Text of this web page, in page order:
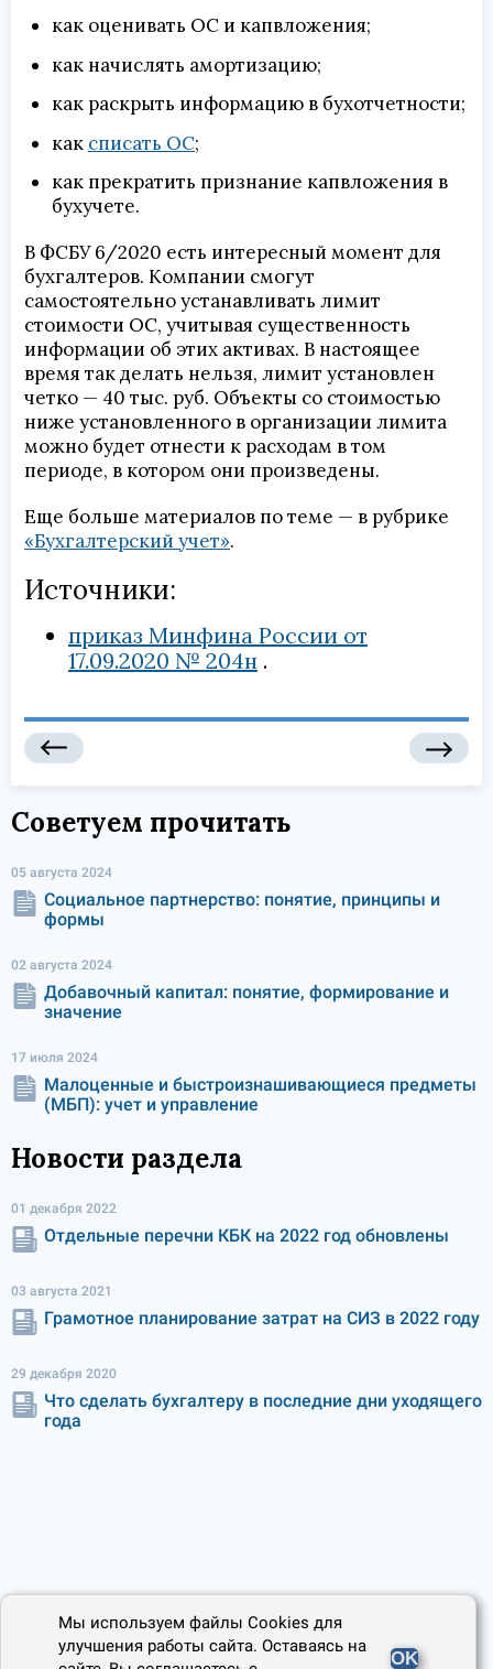
как оценивать ОС и капвложения;
как начислять амортизацию;
как раскрыть информацию в бухотчетности;
как списать ОС;
как прекратить признание капвложения в
бухучете.
В ФСБУ 6/2020 есть интересный момент для
бухгалтеров. Компании смогут
самостоятельно устанавливать лимит
стоимости ОС, учитывая существенность
информации об этих активах. В настоящее
время так делать нельзя, лимит установлен
четко — 40 тыс. руб. Объекты со стоимостью
ниже установленного в организации лимита
можно будет отнести к расходам в том
периоде, в котором они произведены.
Еще больше материалов по теме — в рубрике
«Бухгалтерский учет».
Источники:
приказ Минфина России от
17.09.2020 № 204н
Советуем прочитать
05 августа 2024
Социальное партнерство: понятие, принципы и
формы
02 августа 2024
Добавочный капитал: понятие, формирование и
значение
17 июля 2024
Малоценные и быстроизнашивающиеся предметы
(МБП): учет и управление
Новости раздела
01 декабря 2022
Отдельные перечни КБК на 2022 год обновлены
03 августа 2021
Грамотное планирование затрат на СИЗ в 2022 году
29 декабря 2020
Что сделать бухгалтеру в последние дни уходящего
года
Мы используем файлы Cookies для
улучшения работы сайта. Оставаясь на
OK